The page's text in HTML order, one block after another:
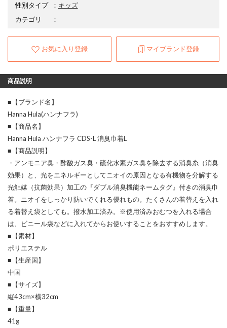
性別タイプ
： キッズ
カテゴリ
：
お気に入り登録 マイブランド登録
商品説明
■【ブランド名】
Hanna Hula(ハンナフラ)
■【商品名】
Hanna Hula ハンナフラ CDS-L 消臭巾着L
■【商品説明】
・アンモニア臭・酢酸ガス臭・硫化水素ガス臭を除去する消臭糸（消臭
効果）と、光をエネルギーとしてニオイの原因となる有機物を分解する
光触媒（抗菌効果）加工の『ダブル消臭機能ネームタグ』付きの消臭巾
着。ニオイをしっかり防いでくれる優れもの。たくさんの着替えを入れ
る着替え袋としても。撥水加工済み。※使用済みおむつを入れる場合
は、ビニール袋などに入れてからお使いすることをおすすめします。
■【素材】
ポリエステル
■【生産国】
中国
■【サイズ】
縦43cm×横32cm
■【重量】
41g